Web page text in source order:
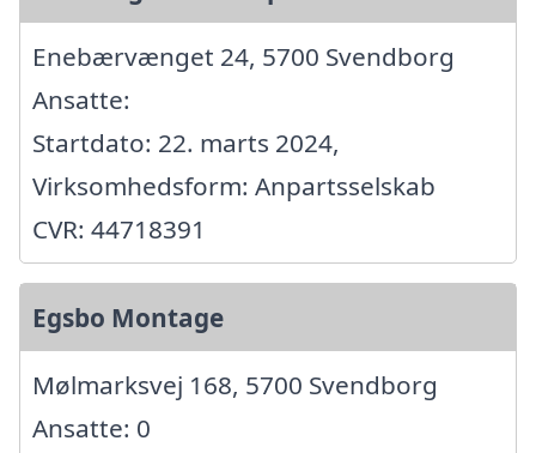
Enebærvænget 24, 5700 Svendborg
Ansatte:
Startdato: 22. marts 2024,
Virksomhedsform: Anpartsselskab
CVR: 44718391
Egsbo Montage
Mølmarksvej 168, 5700 Svendborg
Ansatte: 0